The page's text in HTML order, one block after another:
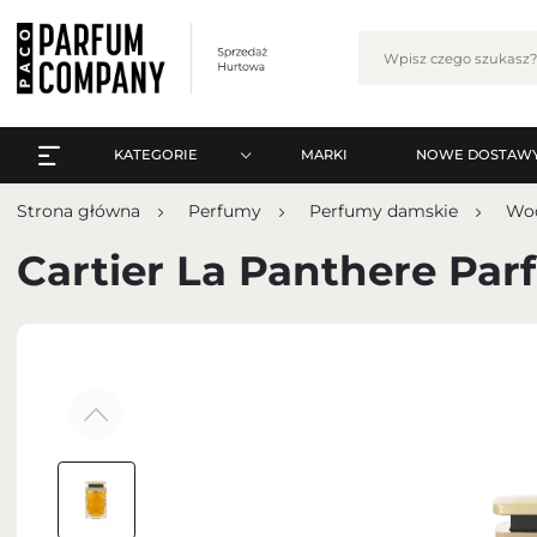
WSZYSTKO A-Z
PERFUMY
PERFUMY ARABSKIE
ZAPACHY DO WNĘTRZ
KATEGORIE
ZESTAWY
PIELĘGNACJA
MAKIJAŻ
MARKI NOWE
Strona główna Perfumy Perfumy damskie
Cartier La Panthere